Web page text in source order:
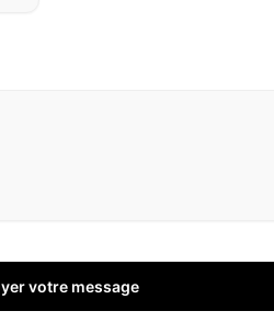
votre message